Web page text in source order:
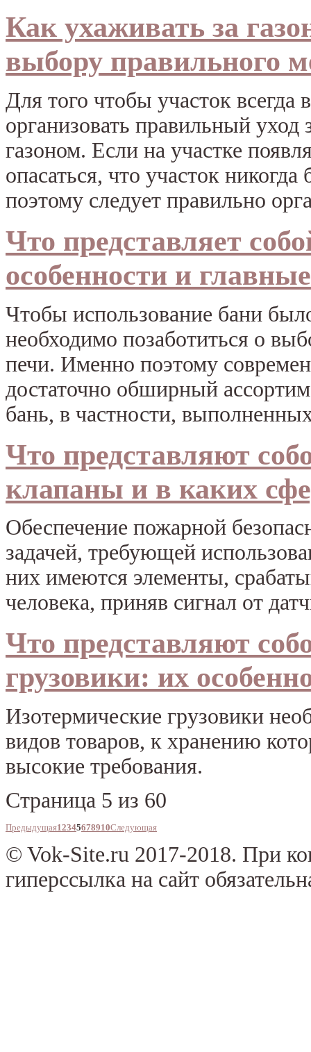
Как ухаживать за
выбору правильного
Для того чтобы участок
организовать правильный уход
газоном. Если на участке
опасаться, что участок
поэтому следует правильно
Что представляет
особенности и
Чтобы использование бани
необходимо позаботиться о
печи. Именно поэтому
достаточно обширный
бань, в частности,
Что представляют
клапаны и в каких
Обеспечение пожарной
задачей, требующей
них имеются элементы,
человека, приняв сигнал от
Что представляют
грузовики: их
Изотермические грузовики
видов товаров, к хранению
высокие требования.
Страница 5 из 60
Предыдущая12345678910Следующая
© Vok-Site.ru 2017-2018. При
гиперссылка на сайт